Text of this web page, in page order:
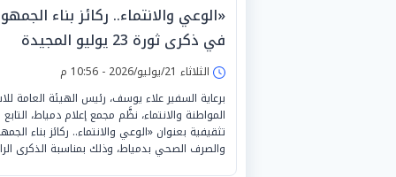
«الوعي والانتماء.. ركائز بناء
في ذكرى ثورة 23 يوليو المجيدة
الثلاثاء 21/يوليو/2026 - 10:56 م
برعاية السفير علاء يوسف، رئيس الهيئة
المواطنة والانتماء، نظَّم مجمع إعلام دمياط،
تثقيفية بعنوان «الوعي والانتماء.. ركائز بناء
والصرف الصحي بدمياط، وذلك بمناسبة الذكرى